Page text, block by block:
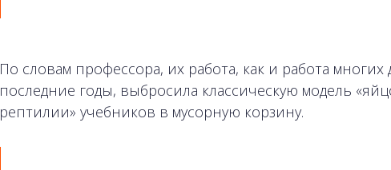
По словам профессора, их работа, как и работа многих
последние годы, выбросила классическую модель
рептилии» учебников в мусорную корзину.